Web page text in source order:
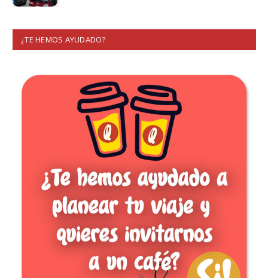
¿TE HEMOS AYUDADO?